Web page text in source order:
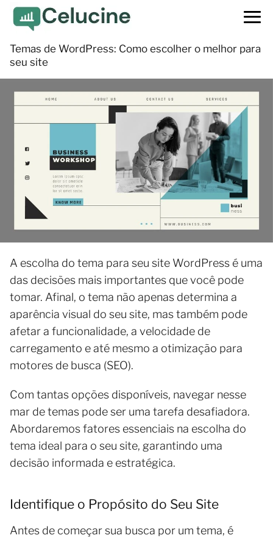
Temas de WordPress: Como escolher o melhor para
seu site
A escolha do tema para seu site WordPress é uma
das decisões mais importantes que você pode
tomar. Afinal, o tema não apenas determina a
aparência visual do seu site, mas também pode
afetar a funcionalidade, a velocidade de
carregamento e até mesmo a otimização para
motores de busca (SEO).
Com tantas opções disponíveis, navegar nesse
mar de temas pode ser uma tarefa desafiadora.
Abordaremos fatores essenciais na escolha do
tema ideal para o seu site, garantindo uma
decisão informada e estratégica.
Identifique o Propósito do Seu Site
Antes de começar sua busca por um tema, é